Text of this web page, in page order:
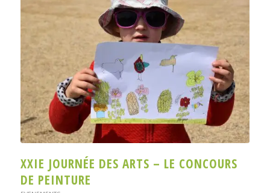
XXIE JOURNÉE DES ARTS – LE CONCOURS
DE PEINTURE